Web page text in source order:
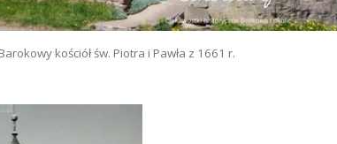
Barokowy kościół św. Piotra i Pawła z 1661 r.